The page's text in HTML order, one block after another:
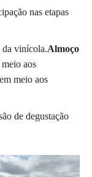
nas etapas
da vinícola.Almoço
aos
meio aos
de degustação